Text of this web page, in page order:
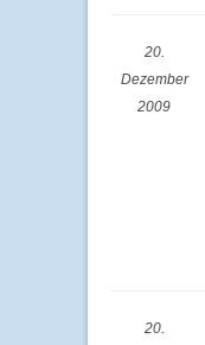
20.
Dezember
2009
20.